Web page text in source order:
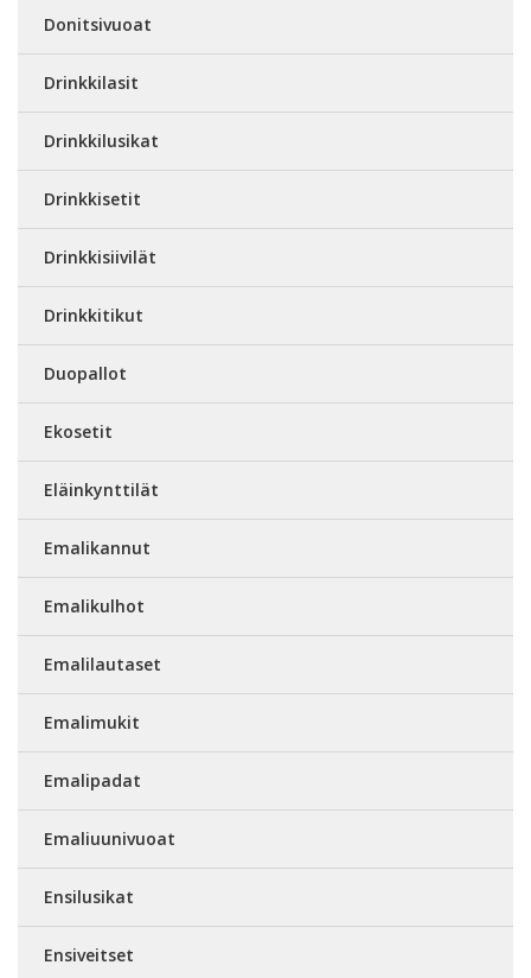
Donitsivuoat
Drinkkilasit
Drinkkilusikat
Drinkkisetit
Drinkkisiivilät
Drinkkitikut
Duopallot
Ekosetit
Eläinkynttilät
Emalikannut
Emalikulhot
Emalilautaset
Emalimukit
Emalipadat
Emaliuunivuoat
Ensilusikat
Ensiveitset